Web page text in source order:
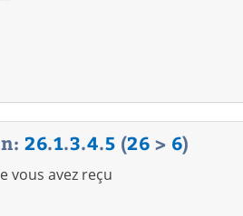
26.1.3.4.5 (26 > 6)
vous avez reçu